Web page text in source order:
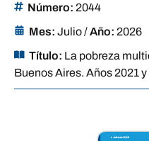
Número: 2044
Mes: Julio/Año: 2026
Título: La pobreza
Buenos Aires. Años 2021